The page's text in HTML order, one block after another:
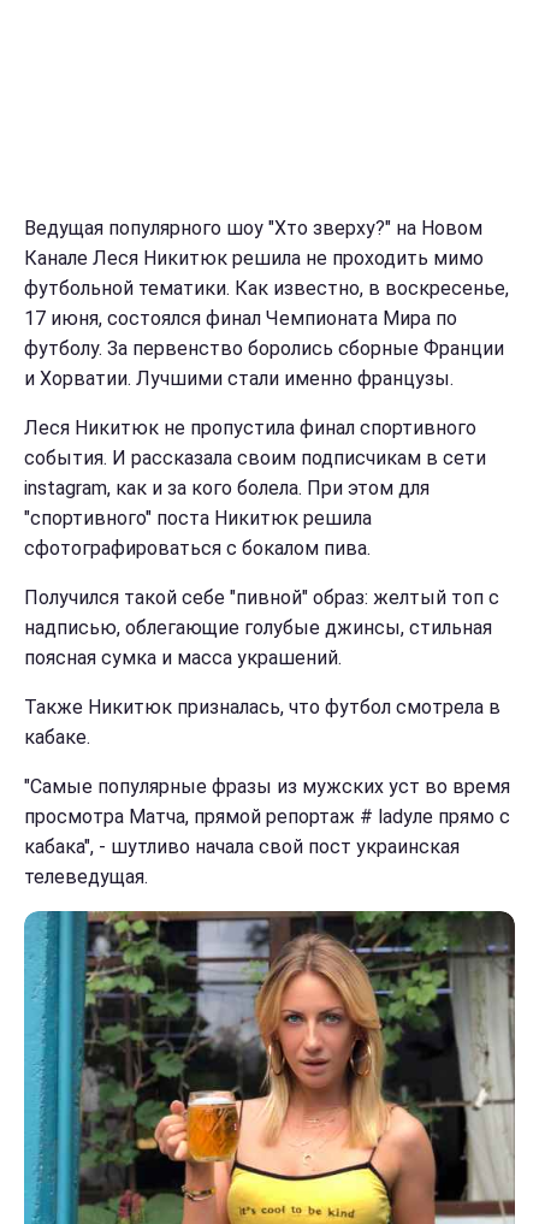
Ведущая популярного шоу "Хто зверху?" на Новом
Канале Леся Никитюк решила не проходить мимо
футбольной тематики. Как известно, в воскресенье,
17 июня, состоялся финал Чемпионата Мира по
футболу. За первенство боролись сборные Франции
и Хорватии. Лучшими стали именно французы.
Леся Никитюк не пропустила финал спортивного
события. И рассказала своим подписчикам в сети
instagram, как и за кого болела. При этом для
"спортивного" поста Никитюк решила
сфотографироваться с бокалом пива.
Получился такой себе "пивной" образ: желтый топ с
надписью, облегающие голубые джинсы, стильная
поясная сумка и масса украшений.
Также Никитюк призналась, что футбол смотрела в
кабаке.
"Самые популярные фразы из мужских уст во время
просмотра Матча, прямой репортаж # ladyле прямо с
кабака", - шутливо начала свой пост украинская
телеведущая.